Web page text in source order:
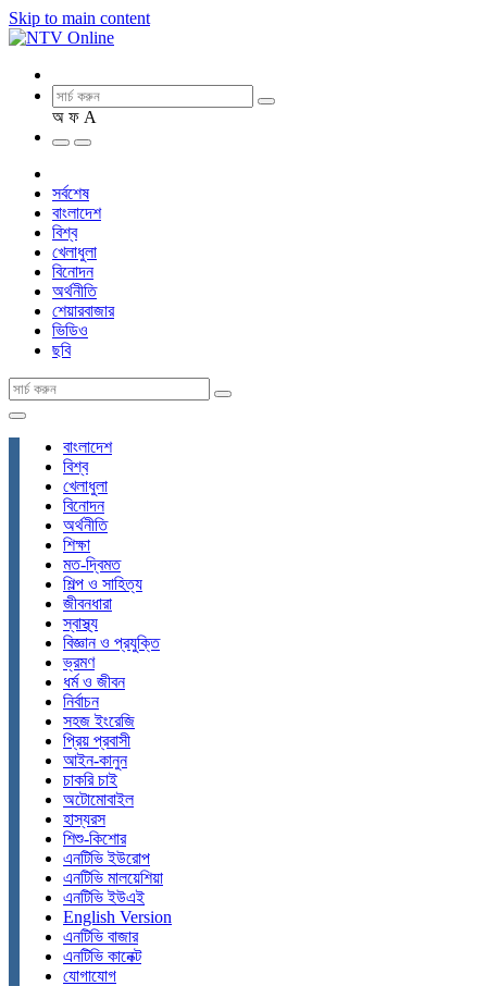
Skip to main content
অ ফ A
সর্বশেষ
বাংলাদেশ
বিশ্ব
খেলাধুলা
বিনোদন
অর্থনীতি
শেয়ারবাজার
ভিডিও
ছবি
বাংলাদেশ
বিশ্ব
খেলাধুলা
বিনোদন
অর্থনীতি
শিক্ষা
মত-দ্বিমত
শিল্প ও সাহিত্য
জীবনধারা
স্বাস্থ্য
বিজ্ঞান ও প্রযুক্তি
ভ্রমণ
ধর্ম ও জীবন
নির্বাচন
সহজ ইংরেজি
প্রিয় প্রবাসী
আইন-কানুন
চাকরি চাই
অটোমোবাইল
হাস্যরস
শিশু-কিশোর
এনটিভি ইউরোপ
এনটিভি মালয়েশিয়া
এনটিভি ইউএই
English Version
এনটিভি বাজার
এনটিভি কানেক্ট
যোগাযোগ